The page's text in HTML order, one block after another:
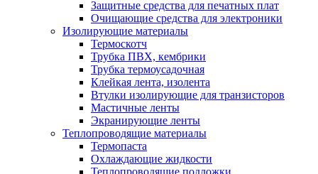
Защитные средства для печатных плат
Очищающие средства для электроники
Изолирующие материалы
Термоскотч
Трубка ПВХ, кембрики
Трубка термоусадочная
Клейкая лента, изолента
Втулки изолирующие для транзисторов
Мастичные ленты
Экранирующие ленты
Теплопроводящие материалы
Термопаста
Охлаждающие жидкости
Теплопроводящие подложки